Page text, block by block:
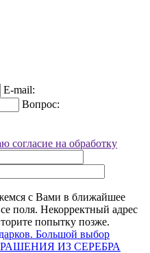
E-mail:
Вопрос:
согласие на обработку
с Вами в ближайшее
поля. Некорректный адрес
попытку позже.
Большой выбор
ИЗ СЕРЕБРА